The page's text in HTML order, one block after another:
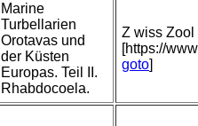
Marine
Turbellarien
Orotavas und
der Küsten
Europas. Teil II.
Rhabdocoela.
Z wiss Zool
[https://
goto]